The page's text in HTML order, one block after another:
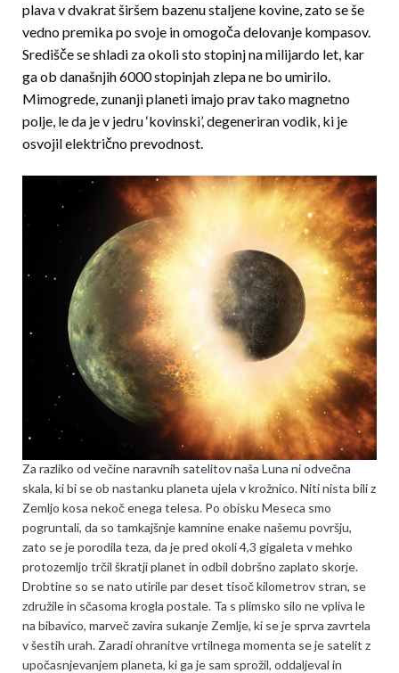
plava v dvakrat širšem bazenu staljene kovine, zato se še
vedno premika po svoje in omogoča delovanje kompasov.
Središče se shladi za okoli sto stopinj na milijardo let, kar
ga ob današnjih 6000 stopinjah zlepa ne bo umirilo.
Mimogrede, zunanji planeti imajo prav tako magnetno
polje, le da je v jedru ‘kovinski’, degeneriran vodik, ki je
osvojil električno prevodnost.
Za razliko od večine naravnih satelitov naša Luna ni odvečna
skala, ki bi se ob nastanku planeta ujela v krožnico. Niti nista bili z
Zemljo kosa nekoč enega telesa. Po obisku Meseca smo
pogruntali, da so tamkajšnje kamnine enake našemu površju,
zato se je porodila teza, da je pred okoli 4,3 gigaleta v mehko
protozemljo trčil škratji planet in odbil dobršno zaplato skorje.
Drobtine so se nato utirile par deset tisoč kilometrov stran, se
združile in sčasoma krog­la postale. Ta s plimsko silo ne vpliva le
na bibavico, marveč zavira sukanje Zemlje, ki se je sprva zavrtela
v šestih urah. Zaradi ohranitve vrtilnega momenta se je satelit z
upočasnjevanjem planeta, ki ga je sam sprožil, oddaljeval in